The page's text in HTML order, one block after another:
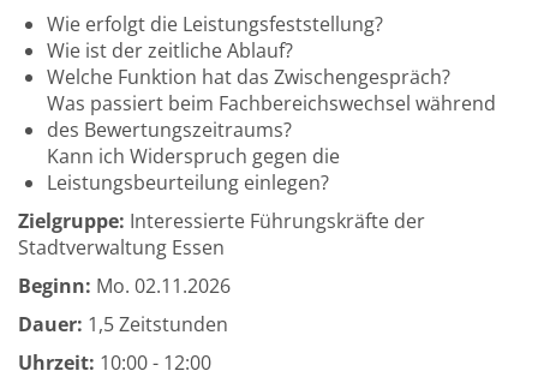
Wie erfolgt die Leistungsfeststellung?
Wie ist der zeitliche Ablauf?
Welche Funktion hat das Zwischengespräch?
Was passiert beim Fachbereichswechsel während
des Bewertungszeitraums?
Kann ich Widerspruch gegen die
Leistungsbeurteilung einlegen?
Zielgruppe: Interessierte Führungskräfte der
Stadtverwaltung Essen
Beginn: Mo. 02.11.2026
Dauer: 1,5 Zeitstunden
Uhrzeit: 10:00 - 12:00